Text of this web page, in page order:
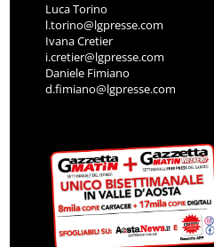
Luca Torino
l.torino@lgpresse.com
Ivana Cretier
i.cretier@lgpresse.com
Daniele Fimiano
d.fimiano@lgpresse.com